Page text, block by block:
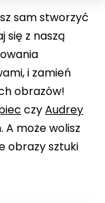
sam stworzyć
się z naszą
i zamień
obrazów!
czyAudrey
A może wolisz
obrazy sztuki